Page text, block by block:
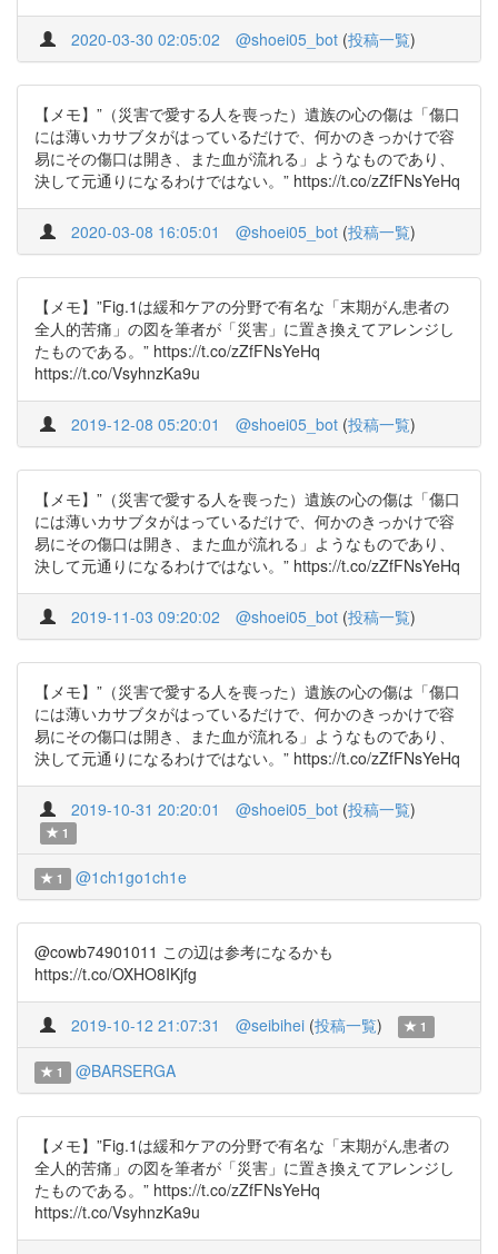
2020-03-30 02:05:02 @shoei05_bot (投稿一覧)
【メモ】”（災害で愛する人を喪った）遺族の心の傷は「傷口
には薄いカサブタがはっているだけで、何かのきっかけで容
易にその傷口は開き、また血が流れる」ようなものであり、
決して元通りになるわけではない。” https://t.co/zZfFNsYeHq
2020-03-08 16:05:01 @shoei05_bot (投稿一覧)
【メモ】”Fig.1は緩和ケアの分野で有名な「末期がん患者の
全人的苦痛」の図を筆者が「災害」に置き換えてアレンジし
たものである。” https://t.co/zZfFNsYeHq
https://t.co/VsyhnzKa9u
2019-12-08 05:20:01 @shoei05_bot (投稿一覧)
【メモ】”（災害で愛する人を喪った）遺族の心の傷は「傷口
には薄いカサブタがはっているだけで、何かのきっかけで容
易にその傷口は開き、また血が流れる」ようなものであり、
決して元通りになるわけではない。” https://t.co/zZfFNsYeHq
2019-11-03 09:20:02 @shoei05_bot (投稿一覧)
【メモ】”（災害で愛する人を喪った）遺族の心の傷は「傷口
には薄いカサブタがはっているだけで、何かのきっかけで容
易にその傷口は開き、また血が流れる」ようなものであり、
決して元通りになるわけではない。” https://t.co/zZfFNsYeHq
2019-10-31 20:20:01 @shoei05_bot (投稿一覧)
1
1 @1ch1go1ch1e
@cowb74901011 この辺は参考になるかも
https://t.co/OXHO8IKjfg
2019-10-12 21:07:31 @seibihei (投稿一覧) 1
1 @BARSERGA
【メモ】”Fig.1は緩和ケアの分野で有名な「末期がん患者の
全人的苦痛」の図を筆者が「災害」に置き換えてアレンジし
たものである。” https://t.co/zZfFNsYeHq
https://t.co/VsyhnzKa9u